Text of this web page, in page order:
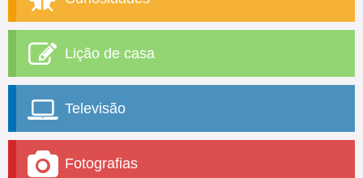
Lição de casa
Televisão
Fotografias